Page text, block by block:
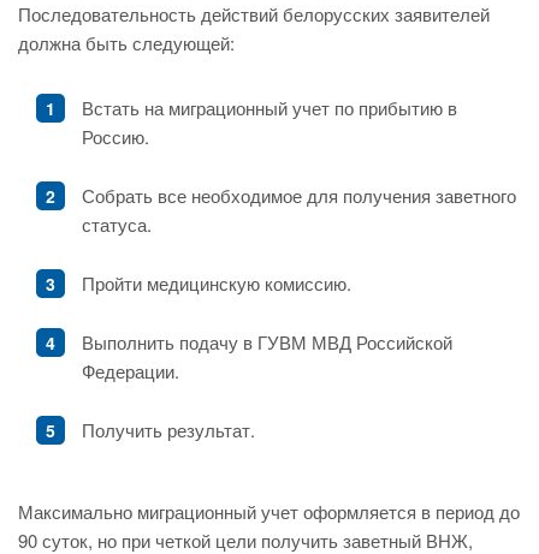
Последовательность действий белорусских заявителей
должна быть следующей:
Встать на миграционный учет по прибытию в
Россию.
Собрать все необходимое для получения заветного
статуса.
Пройти медицинскую комиссию.
Выполнить подачу в ГУВМ МВД Российской
Федерации.
Получить результат.
Максимально миграционный учет оформляется в период до
90 суток, но при четкой цели получить заветный ВНЖ,